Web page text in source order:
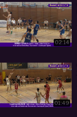
02:14
01:49